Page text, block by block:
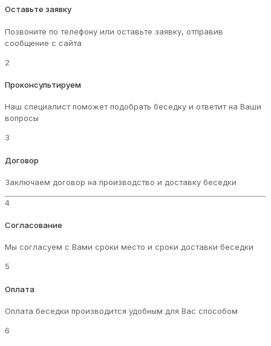
Оставьте заявку
Позвоните по телефону или оставьте заявку, отправив
сообщение с сайта
2
Проконсультируем
Наш специалист поможет подобрать беседку и ответит на Ваши
вопросы
3
Договор
Заключаем договор на производство и доставку беседки
4
Согласование
Мы согласуем с Вами сроки место и сроки доставки беседки
5
Оплата
Оплата беседки производится удобным для Вас способом
6